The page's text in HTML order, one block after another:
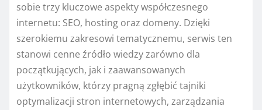
sobie trzy kluczowe aspekty współczesnego
internetu: SEO, hosting oraz domeny. Dzięki
szerokiemu zakresowi tematycznemu, serwis ten
stanowi cenne źródło wiedzy zarówno dla
początkujących, jak i zaawansowanych
użytkowników, którzy pragną zgłębić tajniki
optymalizacji stron internetowych, zarządzania